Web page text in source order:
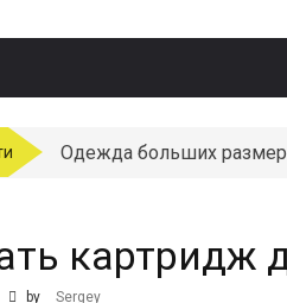
Одежда больших
картридж
by Sergey